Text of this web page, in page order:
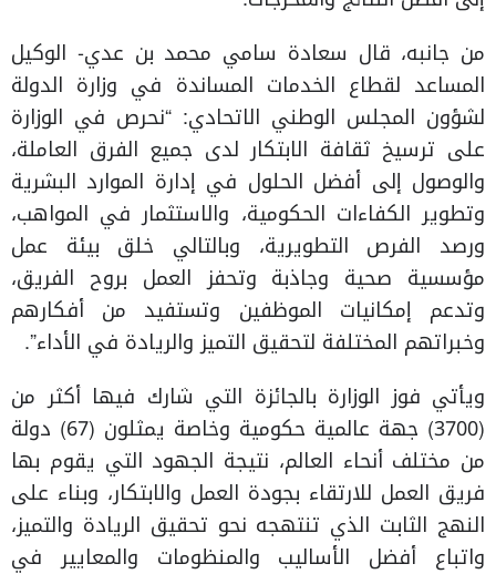
من جانبه، قال سعادة سامي محمد بن عدي- الوكيل
المساعد لقطاع الخدمات المساندة في وزارة الدولة
لشؤون المجلس الوطني الاتحادي: “نحرص في الوزارة
على ترسيخ ثقافة الابتكار لدى جميع الفرق العاملة،
والوصول إلى أفضل الحلول في إدارة الموارد البشرية
وتطوير الكفاءات الحكومية، والاستثمار في المواهب،
ورصد الفرص التطويرية، وبالتالي خلق بيئة عمل
مؤسسية صحية وجاذبة وتحفز العمل بروح الفريق،
وتدعم إمكانيات الموظفين وتستفيد من أفكارهم
وخبراتهم المختلفة لتحقيق التميز والريادة في الأداء”.
ويأتي فوز الوزارة بالجائزة التي شارك فيها أكثر من
(3700) جهة عالمية حكومية وخاصة يمثلون (67) دولة
من مختلف أنحاء العالم، نتيجة الجهود التي يقوم بها
فريق العمل للارتقاء بجودة العمل والابتكار، وبناء على
النهج الثابت الذي تنتهجه نحو تحقيق الريادة والتميز،
واتباع أفضل الأساليب والمنظومات والمعايير في